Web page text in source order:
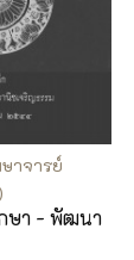
าจารย์
ษา - พัฒนา